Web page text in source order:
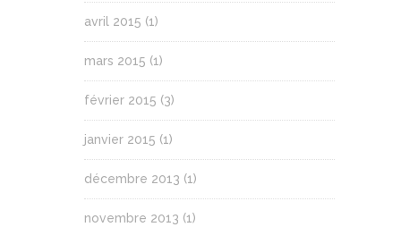
avril 2015 (1)
mars 2015 (1)
février 2015 (3)
janvier 2015 (1)
décembre 2013 (1)
novembre 2013 (1)